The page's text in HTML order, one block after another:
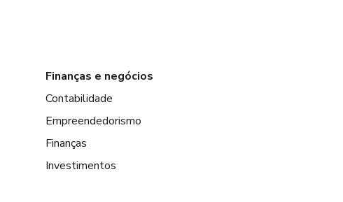
Finanças e negócios
Contabilidade
Empreendedorismo
Finanças
Investimentos